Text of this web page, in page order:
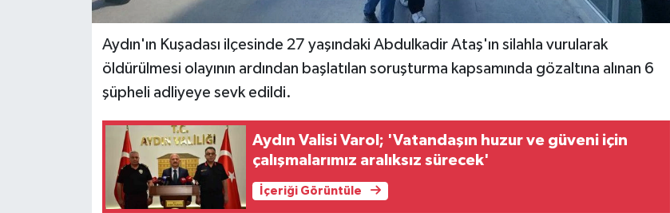
Aydın'ın Kuşadası ilçesinde 27 yaşındaki Abdulkadir Ataş'ın silahla vurularak
öldürülmesi olayının ardından başlatılan soruşturma kapsamında gözaltına alınan 6
şüpheli adliyeye sevk edildi.
Aydın Valisi Varol; 'Vatandaşın huzur ve güveni için
çalışmalarımız aralıksız sürecek'
İçeriği Görüntüle